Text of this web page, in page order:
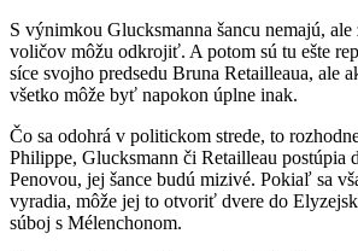
S výnimkou Glucksmanna šancu nemajú,
voličov môžu odkrojiť. A potom sú tu ešte
síce svojho predsedu Bruna Retailleaua, ale
všetko môže byť napokon úplne inak.
Čo sa odohrá v politickom strede, to
Philippe, Glucksmann či Retailleau postúpia
Penovou, jej šance budú mizivé. Pokiaľ sa
vyradia, môže jej to otvoriť dvere do
súboj s Mélenchonom.